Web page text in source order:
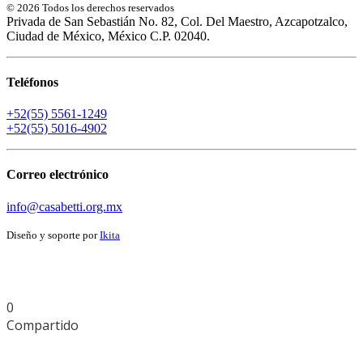
© 2026 Todos los derechos reservados
Privada de San Sebastián No. 82, Col. Del Maestro, Azcapotzalco,
Ciudad de México, México C.P. 02040.
Teléfonos
+52(55) 5561-1249
+52(55) 5016-4902
Correo electrónico
info@casabetti.org.mx
Diseño y soporte porIkita
0
Compartido